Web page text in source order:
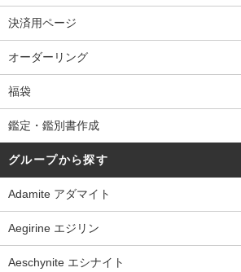
決済用ページ
オーダーリング
福袋
鑑定・鑑別書作成
グループから探す
Adamite アダマイト
Aegirine エジリン
Aeschynite エシナイト